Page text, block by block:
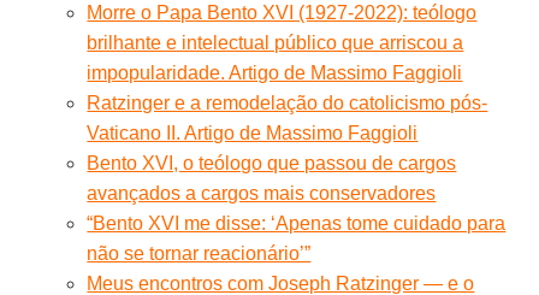
Morre o Papa Bento XVI (1927-2022): teólogo
brilhante e intelectual público que arriscou a
impopularidade. Artigo de Massimo Faggioli
Ratzinger e a remodelação do catolicismo pós-
Vaticano II. Artigo de Massimo Faggioli
Bento XVI, o teólogo que passou de cargos
avançados a cargos mais conservadores
“Bento XVI me disse: ‘Apenas tome cuidado para
não se tornar reacionário’”
Meus encontros com Joseph Ratzinger — e o